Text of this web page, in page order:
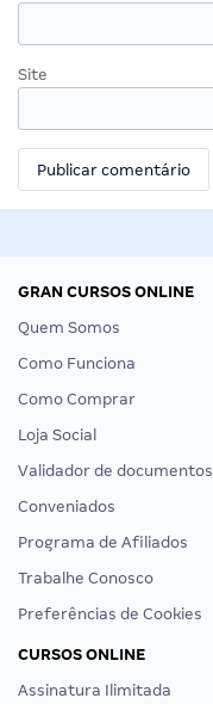
Site
GRAN CURSOS ONLINE
Quem Somos
Como Funciona
Como Comprar
Loja Social
Validador de documentos
Conveniados
Programa de Afiliados
Trabalhe Conosco
Preferências de Cookies
CURSOS ONLINE
Assinatura Ilimitada